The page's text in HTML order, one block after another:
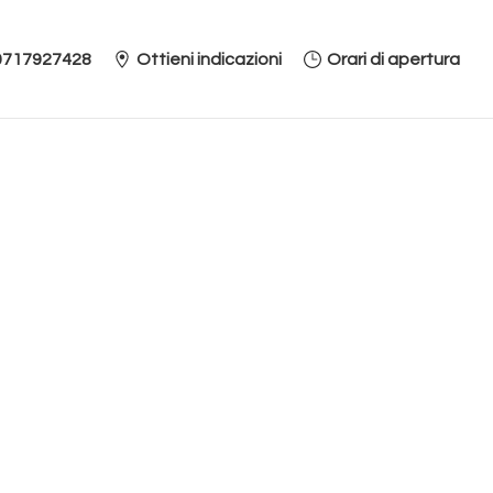
Ottieni indicazioni Orari di apertura